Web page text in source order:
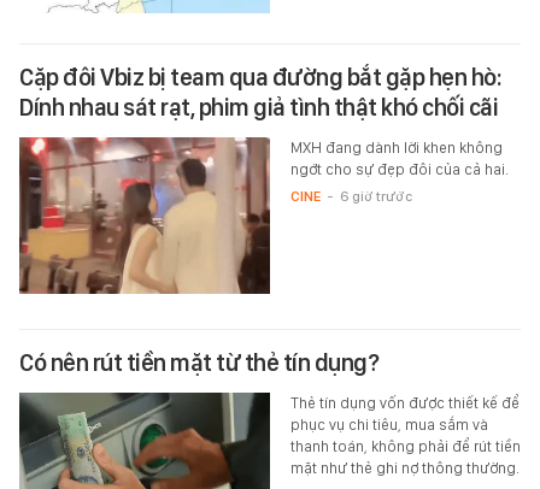
Cặp đôi Vbiz bị team qua đường bắt gặp hẹn hò:
Dính nhau sát rạt, phim giả tình thật khó chối cãi
MXH đang dành lời khen không
ngớt cho sự đẹp đôi của cả hai.
CINE - 6 giờ trước
Có nên rút tiền mặt từ thẻ tín dụng?
Thẻ tín dụng vốn được thiết kế để
phục vụ chi tiêu, mua sắm và
thanh toán, không phải để rút tiền
mặt như thẻ ghi nợ thông thường.